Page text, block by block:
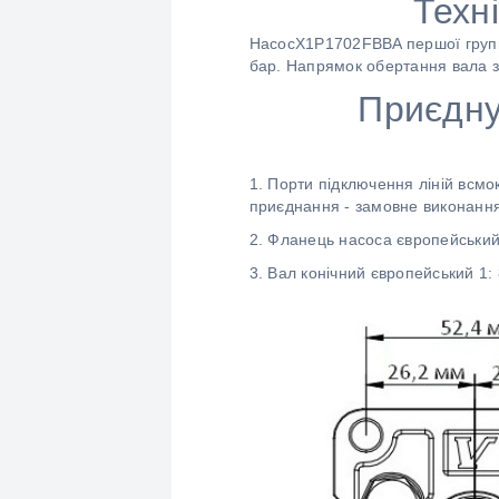
НасосX1P1702FBBA першої
бар. Напрямок обертання вала
1. Порти підключення ліній
приєднання - замовне
2. Фланець насоса
3. Вал конічний європейський